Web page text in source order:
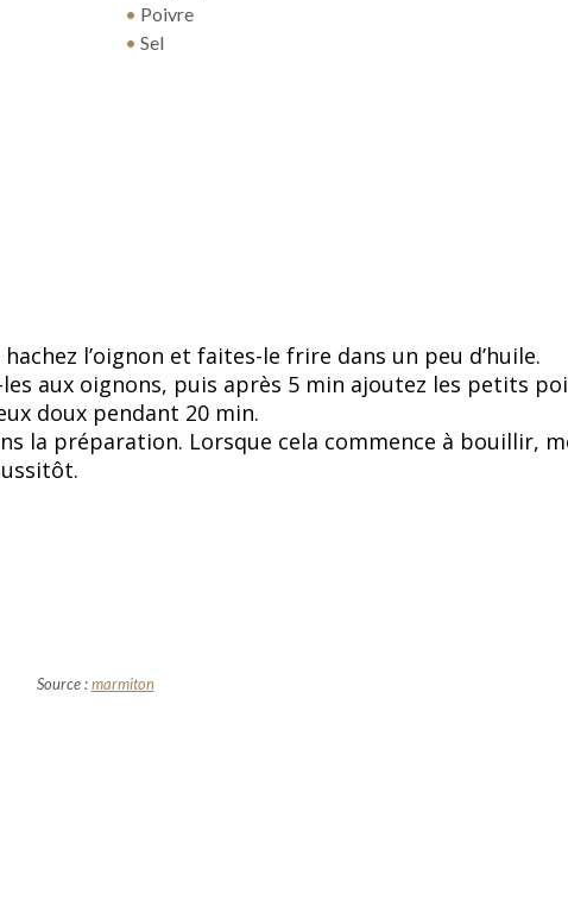
• Poivre
• Sel
l’oignon et faites-le frire dans un peu d’huile.
aux oignons, puis après 5 min ajoutez les petits
doux pendant 20 min.
la préparation. Lorsque cela commence à bouillir,
Source :marmiton